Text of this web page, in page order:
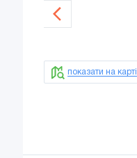
показати на карті